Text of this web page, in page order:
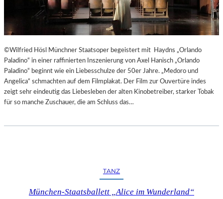
©Wilfried Hösl Münchner Staatsoper begeistert mit Haydns „Orlando
Paladino“ in einer raffinierten Inszenierung von Axel Hanisch „Orlando
Paladino“ beginnt wie ein Liebesschulze der 50er Jahre. „Medoro und
Angelica“ schmachten auf dem Filmplakat. Der Film zur Ouvertüre indes
zeigt sehr eindeutig das Liebesleben der alten Kinobetreiber, starker Tobak
für so manche Zuschauer, die am Schluss das…
TANZ
München-Staatsballett „Alice im Wunderland“